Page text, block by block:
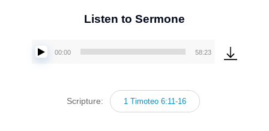
Listen to Sermone
Reproductor
audio
00:00 58:23
Scripture: 1 Timoteo 6:11-16